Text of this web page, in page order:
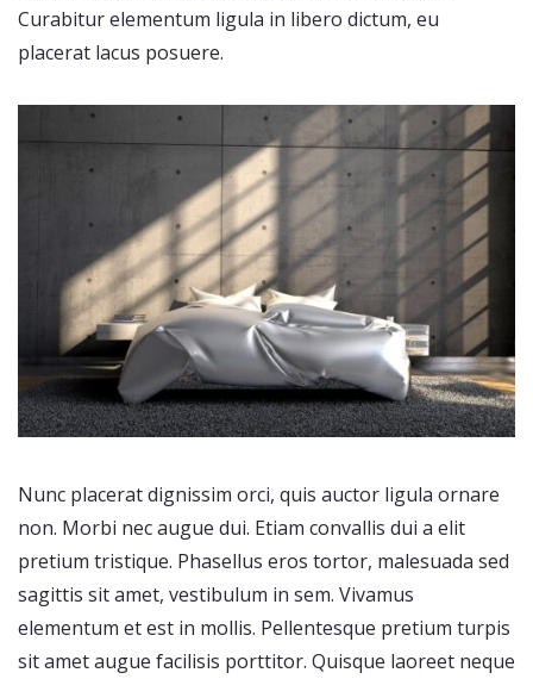
Curabitur elementum ligula in libero dictum, eu
placerat lacus posuere.
Nunc placerat dignissim orci, quis auctor ligula ornare
non. Morbi nec augue dui. Etiam convallis dui a elit
pretium tristique. Phasellus eros tortor, malesuada sed
sagittis sit amet, vestibulum in sem. Vivamus
elementum et est in mollis. Pellentesque pretium turpis
sit amet augue facilisis porttitor. Quisque laoreet neque